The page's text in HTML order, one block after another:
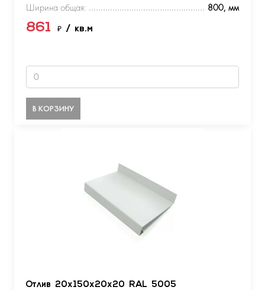
Ширина общая:
800, мм
861 ₽ / кв.м
В КОРЗИНУ
Отлив 20х150х20х20 RAL 5005